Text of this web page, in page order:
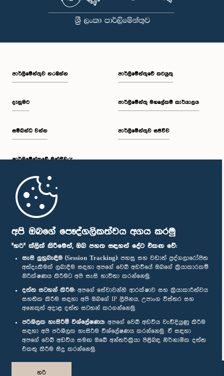
අපි ඔබගේ පෞද්ගලිකත්වය අගය කරමු
"හරි" ක්ලික් කිරීමෙන්, ඔබ පහත සඳහන් දේට එකඟ වේ:
සැසි ලුහුබැඳීම (Session Tracking): පහසු සහ වඩාත් පුද්ගලාරෝපිත
අත්දැකීමක් ලබාදීම සඳහා අපගේ වෙබ් අඩවියේ ඔබගේ ක්‍රියාකාරකම්
නිරීක්ෂණය කිරීමට අපි සැසි භාවිතා කරන්නෙමු.
දත්ත සටහන් කිරීම: අපගේ සේවාවන්හි ආරක්ෂාව සහ ක්‍රියාකාරීත්වය
සහතික කිරීම සඳහා අපි ඔබගේ IP ලිපිනය, උපාංග විස්තර සහ
අනෙකුත් අදාළ දත්ත සටහන් කරගන්නෙමු.
පරිශීලක හැසිරීම් විශ්ලේෂණය: අපගේ වෙබ් අඩවිය වැඩිදියුණු කිරීම
සඳහා අපි පරිශීලක හැසිරීම විශ්ලේෂණය කරන්නෙමු. ඒ සඳහා
අපගේ වෙබ් අඩවිය සමඟ ඔබේ අන්තර්ක්‍රියා පිළිබඳ නිර්නාමික දත්ත
එකතු කිරීම සිදු කරන්නෙමු.
හරි
පාර්ලි‌මේන්තුව නරඹන්න
දැනුමට
සම්බන්ධ වන්න
පාර්ලි‌මේන්තුවේ මන්ත්‍රීවරු
මුල් පිටුව
පාර්ලිමේන්තුවේ කටයුතු
පාර්ලිමේන්තු මහලේකම් කාර්යාලය
පාර්ලිමේන්තුව සජීවීව
පාර්ලිමේන්තු ජංගම යෙදුම
අප හා සම්බන්ධ වී සිටින්න :
සම්මාන
පෞද්ගලිකත්ව ප්‍රතිපත්තිය